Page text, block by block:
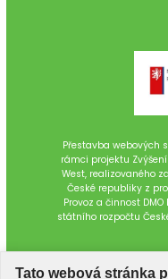
Přestavba webových
rámci projektu
West, realizovaného
České republiky z
Provoz a činnost
státního rozpočtu
Tato webová stránka